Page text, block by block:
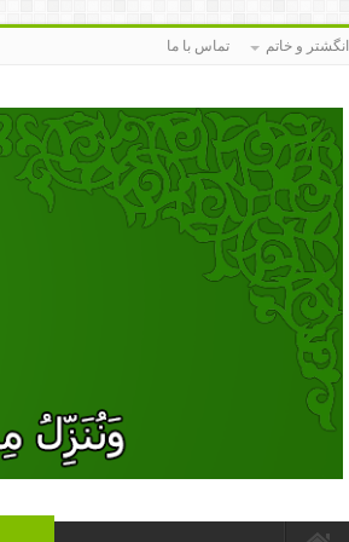
انگشتر و خاتم تماس با ما